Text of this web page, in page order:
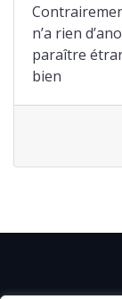
n’a rien
paraître
bien